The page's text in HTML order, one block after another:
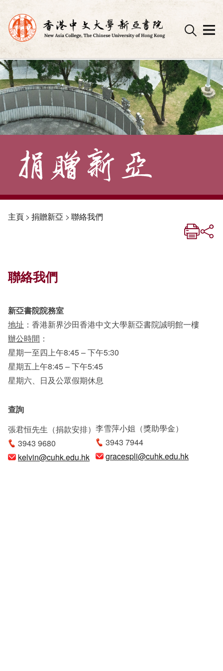
Skip
to
content
主頁> 捐贈新亞 > 聯絡我們
聯絡我們
新亞書院院務室
地址 ：香港新界沙田香港中文大學新亞書院誠明館一樓
辦公時間 ：
星期一至四上午8:45 – 下午5:30
星期五上午8:45 – 下午5:45
星期六、日及公眾假期休息
查詢
張君恒先生（捐款安排）
3943 9680
kelvin@cuhk.edu.hk
李雪萍小姐（獎助學金）
3943 7944
gracespli@cuhk.edu.hk